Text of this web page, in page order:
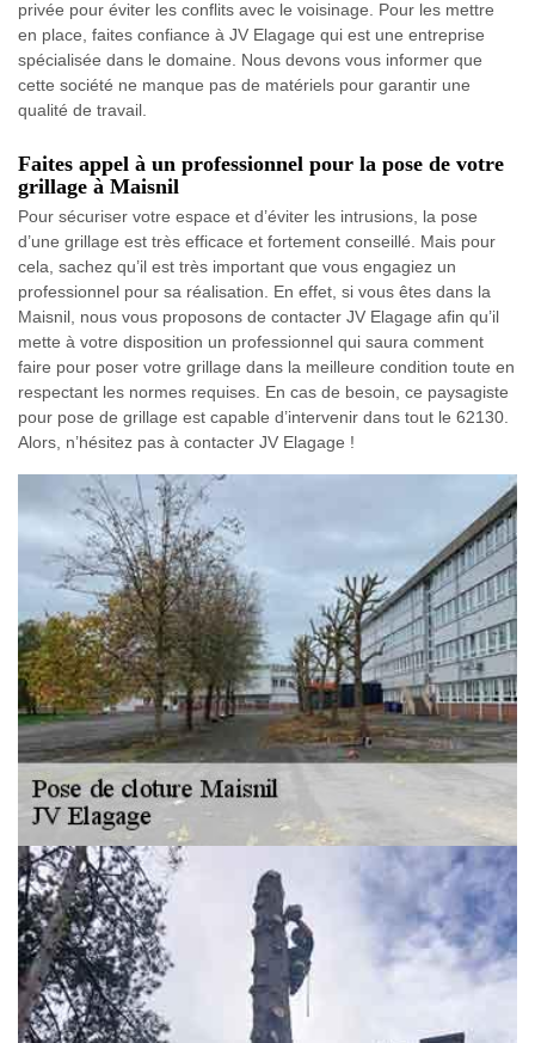
privée pour éviter les conflits avec le voisinage. Pour les mettre
en place, faites confiance à JV Elagage qui est une entreprise
spécialisée dans le domaine. Nous devons vous informer que
cette société ne manque pas de matériels pour garantir une
qualité de travail.
Faites appel à un professionnel pour la pose de votre
grillage à Maisnil
Pour sécuriser votre espace et d’éviter les intrusions, la pose
d’une grillage est très efficace et fortement conseillé. Mais pour
cela, sachez qu’il est très important que vous engagiez un
professionnel pour sa réalisation. En effet, si vous êtes dans la
Maisnil, nous vous proposons de contacter JV Elagage afin qu’il
mette à votre disposition un professionnel qui saura comment
faire pour poser votre grillage dans la meilleure condition toute en
respectant les normes requises. En cas de besoin, ce paysagiste
pour pose de grillage est capable d’intervenir dans tout le 62130.
Alors, n’hésitez pas à contacter JV Elagage !